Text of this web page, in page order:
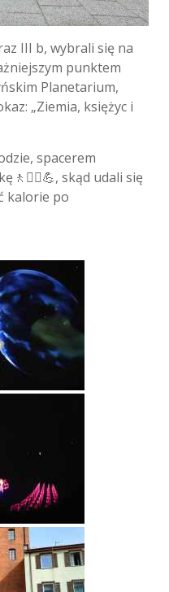
III b, wybrali się na
punktem
Planetarium,
„Ziemia, księżyc i
spacerem
skąd udali się
kalorie po